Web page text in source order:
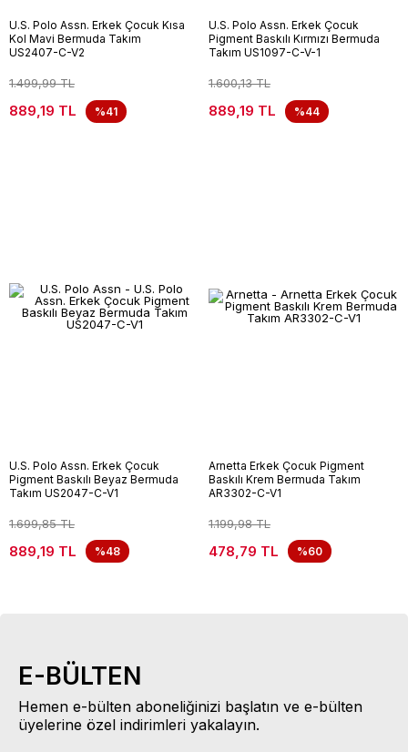
U.S. Polo Assn. Erkek Çocuk Kısa
Kol Mavi Bermuda Takım
US2407-C-V2
1.499,99 TL
889,19 TL %41
U.S. Polo Assn. Erkek Çocuk
Pigment Baskılı Kırmızı Bermuda
Takım US1097-C-V-1
1.600,13 TL
889,19 TL %44
U.S. Polo Assn. Erkek Çocuk
Pigment Baskılı Beyaz Bermuda
Takım US2047-C-V1
1.699,85 TL
889,19 TL %48
Arnetta Erkek Çocuk Pigment
Baskılı Krem Bermuda Takım
AR3302-C-V1
1.199,98 TL
478,79 TL %60
E-BÜLTEN
Hemen e-bülten aboneliğinizi başlatın ve e-bülten
üyelerine özel indirimleri yakalayın.